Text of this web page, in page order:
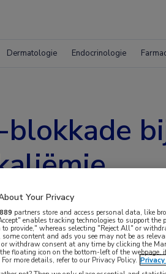
Dermatologie Endocrinologie
en Michele Eisenga, internist
Your Privacy
889 partners store and access personal data, like
enables tracking technologies to support
to provide," whereas selecting "Reject All" or
some content and ads you see may not be as
or withdraw consent at any time by clicking the
floating icon on the bottom-left of the
more details, refer to our Privacy Policy.